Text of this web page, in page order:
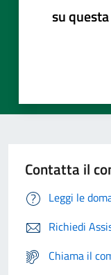
su
Contatta il
Leggi le
Richiedi
Chiama il